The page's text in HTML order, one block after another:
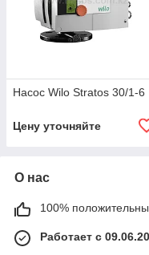
Насос Wilo Stratos 30/1-6
Цену уточняйте
О нас
100%
Работает с